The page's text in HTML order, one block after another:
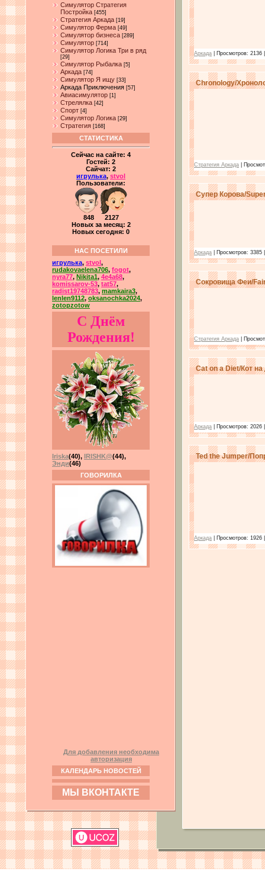
Симулятор Стратегия
Постройка [455]
Стратегия Аркада [19]
Симулятор Ферма [49]
Симулятор бизнеса [289]
Симулятор [714]
Симулятор Логика Три в ряд
[29]
Симулятор Рыбалка [5]
Аркада [74]
Симулятор Я ищу [33]
Аркада Приключения [57]
Авиасимулятор [1]
Стрелялка [42]
Спорт [4]
Симулятор Логика [29]
Стратегия [168]
СТАТИСТИКА
Сейчас на сайте: 4
Гостей: 2
Сайчат: 2
игрулька, stvol
Пользователи:
848 2127
Новых за месяц: 2
Новых сегодня: 0
НАС ПОСЕТИЛИ
игрулька, stvol ,
rudakovaelena706, fogot,
nyra77, Nikita1, 4e4a68,
komissarov-53, tat57,
radist19748783, mamkaira3,
lenlen9112, oksanochka2024,
zotopzotow
С Днём
Рождения!
Iriska(40), IRISHK@(44),
Энди(46)
ГОВОРИЛКА
Для добавления необходима
авторизация
КАЛЕНДАРЬ НОВОСТЕЙ
МЫ ВКОНТАКТЕ
Аркада | Просмотров: 2136
Chronology/
Стратегия Аркада |
Супер Корова/
Аркада | Просмотров: 3385
Сокровища Феи/
Стратегия Аркада |
Cat on a Diet/Кот на
Аркада | Просмотров: 2026
Ted the Jumper/
Аркада | Просмотров: 1926